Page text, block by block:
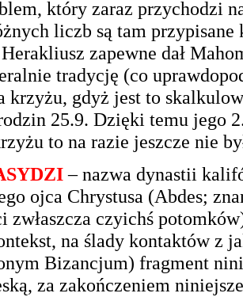
który zaraz przychodzi
liczb są tam
zapewne dał
tradycję (co
krzyżu, gdyż jest to
25.9. Dzięki temu jego
to na razie jeszcze nie
– nazwa dynastii
ojca Chrystusa (Abdes;
zwłaszcza czyichś
na ślady kontaktów z
Bizancjum) fragment
za zakończeniem